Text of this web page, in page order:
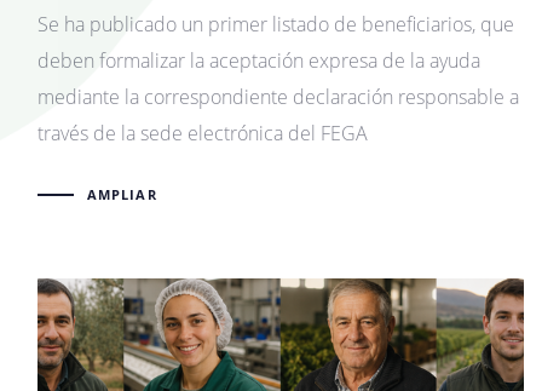
Se ha publicado un primer listado de beneficiarios, que
deben formalizar la aceptación expresa de la ayuda
mediante la correspondiente declaración responsable a
través de la sede electrónica del FEGA
AMPLIAR